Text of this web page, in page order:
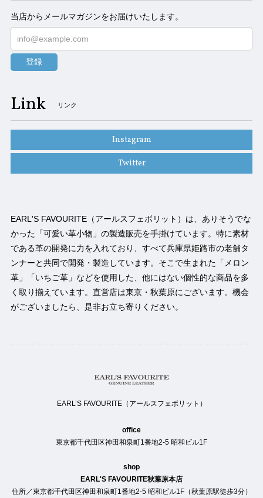
当店からメールマガジンをお届けいたします。
登録
Link リンク
Instagram
Twitter
EARL'S FAVOURITE（アールスフェボリット）は、ありそうでな
かった「可愛い革小物」の製造販売を手掛けています。特に素材
である革の開発に力を入れており、すべて兵庫県姫路市の老舗タ
ンナーと共同で開発・製造しています。そこで生まれた「メロン
革」「いちご革」などを使用した、他にはない個性的な商品を多
く取り揃えています。直営店は東京・秋葉原にございます。機会
がございましたら、是非お立ち寄りください。
EARL’S FAVOURITE（アールスフェボリット）
office
東京都千代田区神田和泉町1番地2-5 昭和ビル1F
shop
EARL'S FAVOURITE秋葉原本店
住所／東京都千代田区神田和泉町1番地2-5 昭和ビル1F（秋葉原駅徒歩3分）